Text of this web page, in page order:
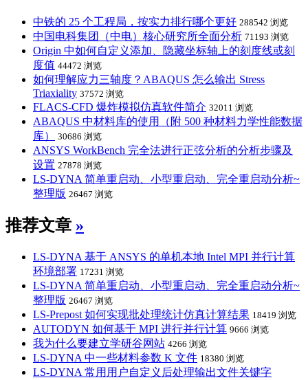
中铁的 25 个工程局，按实力排行哪个更好 288542 浏览
中国电科集团（中电）核心研究所全面分析 71193 浏览
Origin 中如何自定义添加、隐藏坐标轴上的刻度线或刻
度值 44472 浏览
如何理解应力三轴度？ABAQUS 怎么输出 Stress
Triaxiality 37572 浏览
FLACS-CFD 爆炸模拟仿真软件简介 32011 浏览
ABAQUS 中材料库的使用（附 500 种材料力学性能数据
库）
30686 浏览
ANSYS WorkBench 完全法进行正弦分析的分析步骤及
设置 27878 浏览
LS-DYNA 简单重启动、小型重启动、完全重启动分析~
整理版 26467 浏览
推荐文章 »
LS-DYNA 基于 ANSYS 的单机本地 Intel MPI 并行计算
环境部署 17231 浏览
LS-DYNA 简单重启动、小型重启动、完全重启动分析~
整理版 26467 浏览
LS-Prepost 如何实现批处理统计仿真计算结果 18419 浏览
AUTODYN 如何基于 MPI 进行并行计算 9666 浏览
我为什么要建立学研谷网站 4266 浏览
LS-DYNA 中一些材料参数 K 文件 18380 浏览
LS-DYNA 常用用户自定义后处理输出文件关键字